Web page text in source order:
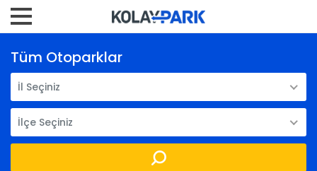
Tüm Otoparklar
İl Seçiniz
İlçe Seçiniz